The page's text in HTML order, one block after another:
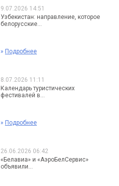
9.07.2026 14:51
Узбекистан: направление, которое
белорусские...
» Подробнее
8.07.2026 11:11
Календарь туристических
фестивалей в...
» Подробнее
26.06.2026 06:42
«Белавиа» и «АэроБелСервис»
объявили...